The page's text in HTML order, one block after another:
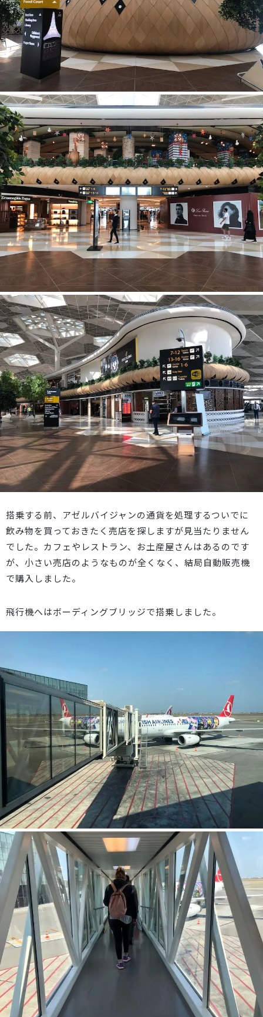
搭乗する前、アゼルバイジャンの通貨を処理するついでに
飲み物を買っておきたく売店を探しますが見当たりません
でした。カフェやレストラン、お土産屋さんはあるのです
が、小さい売店のようなものが全くなく、結局自動販売機
で購入しました。
飛行機へはボーディングブリッジで搭乗しました。